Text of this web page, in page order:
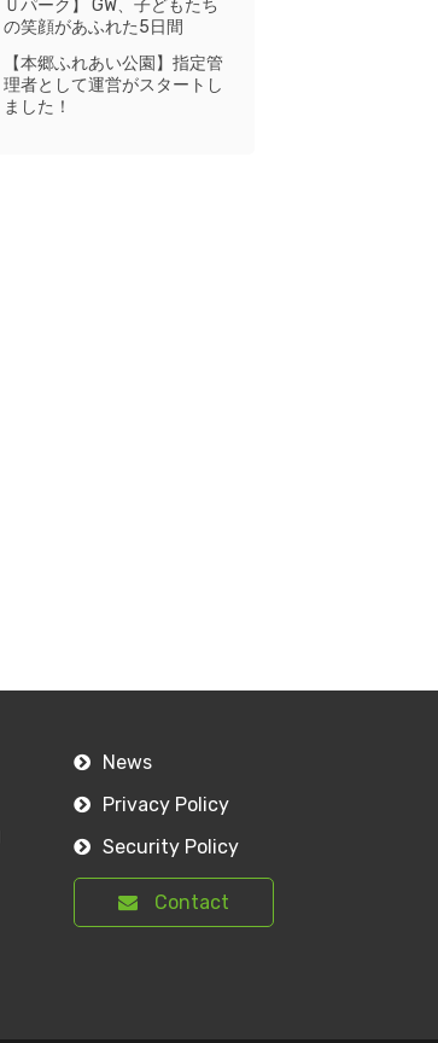
Ｕパーク】 GW、子どもたち
の笑顔があふれた5日間
【本郷ふれあい公園】指定管
理者として運営がスタートし
ました！
News
Privacy Policy
Security Policy
Contact